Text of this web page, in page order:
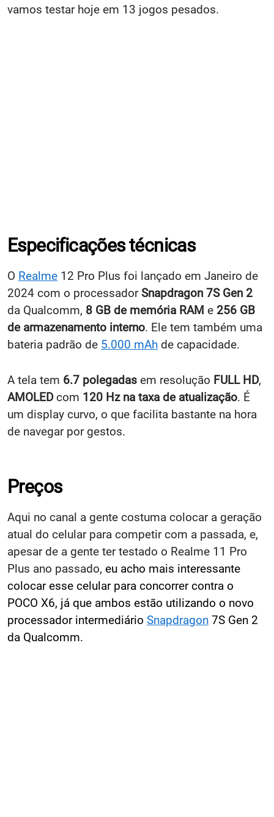
vamos testar hoje em 13 jogos pesados.
Especificações técnicas
O Realme 12 Pro Plus foi lançado em Janeiro de
2024 com o processadorSnapdragon 7S Gen 2
da Qualcomm, 8 GB de memória RAM e 256 GB
de armazenamento interno. Ele tem também uma
bateria padrão de 5.000 mAh de capacidade.
A tela tem 6.7 polegadas em resolução FULL HD,
AMOLEDcom 120 Hz na taxa de atualização. É
um display curvo, o que facilita bastante na hora
de navegar por gestos.
Preços
Aqui no canal a gente costuma colocar a geração
atual do celular para competir com a passada, e,
apesar de a gente ter testado o Realme 11 Pro
Plus ano passado, eu acho mais interessante
colocar esse celular para concorrer contra o
POCO X6, já que ambos estão utilizando o novo
processador intermediário Snapdragon 7S Gen 2
da Qualcomm.